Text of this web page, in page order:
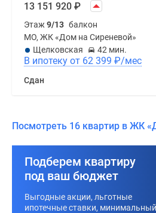
13 151 920 ₽
Этаж 9/13 балкон
МО, ЖК «Дом на Сиреневой»
Щелковская
42 мин.
В ипотеку от 62 399 ₽/мес
Сдан
Посмотреть 16 квартир в ЖК
Подберем квартиру
под ваш бюджет
Выгодные акции, льготные
ипотечные ставки, минимальный